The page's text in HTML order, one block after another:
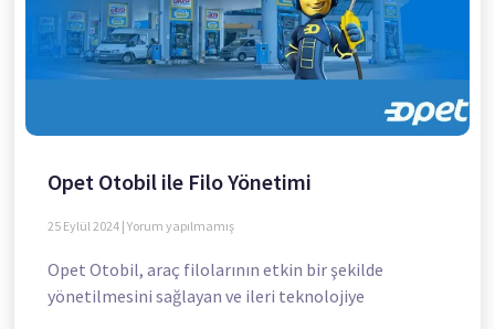
Opet Otobil ile Filo Yönetimi
25 Eylül 2024 Yorum yapılmamış
Opet Otobil, araç filolarının etkin bir şekilde
yönetilmesini sağlayan ve ileri teknolojiye